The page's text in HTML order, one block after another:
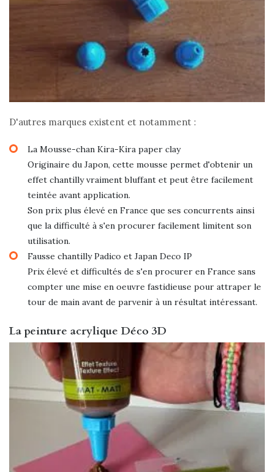
D'autres marques existent et notamment :
La Mousse-chan Kira-Kira paper clay
Originaire du Japon, cette mousse permet d'obtenir un
effet chantilly vraiment bluffant et peut être facilement
teintée avant application.
Son prix plus élevé en France que ses concurrents ainsi
que la difficulté à s'en procurer facilement limitent son
utilisation.
Fausse chantilly Padico et Japan Deco IP
Prix élevé et difficultés de s'en procurer en France sans
compter une mise en oeuvre fastidieuse pour attraper le
tour de main avant de parvenir à un résultat intéressant.
La peinture acrylique Déco 3D